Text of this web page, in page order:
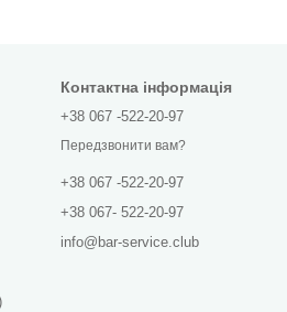
Контактна інформація
+38 067 -522-20-97
Передзвонити вам?
+38 067 -522-20-97
+38 067- 522-20-97
info@bar-service.club